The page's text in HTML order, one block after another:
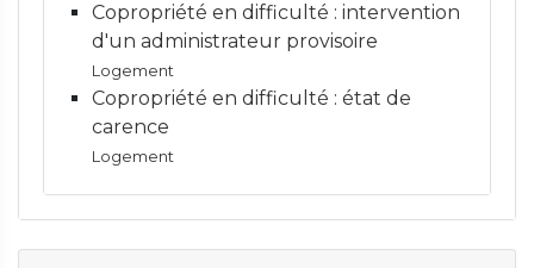
Copropriété en difficulté : intervention
d'un administrateur provisoire
Logement
Copropriété en difficulté : état de
carence
Logement